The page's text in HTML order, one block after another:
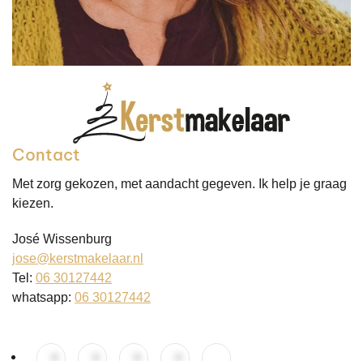
Contact
Met zorg gekozen, met aandacht gegeven. Ik help je graag
kiezen.
José Wissenburg
jose@kerstmakelaar.nl
Tel: 06 30127442
whatsapp: 06 30127442